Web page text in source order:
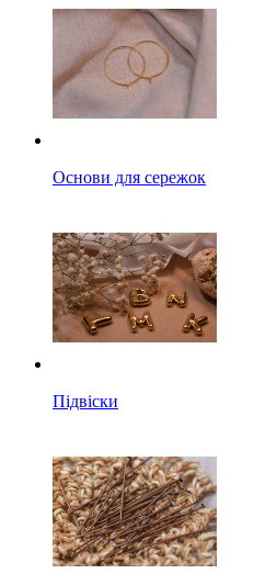
Основи для сережок
Підвіски